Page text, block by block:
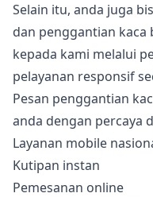
Selain itu, anda juga
dan penggantian
kepada kami melalui
pelayanan responsif
Pesan penggantian
anda dengan percaya
Layanan mobile
Kutipan instan
Pemesanan online